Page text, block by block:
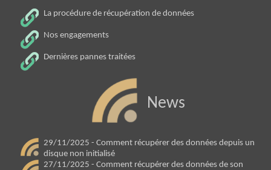
La procédure de récupération de données
Nos engagements
Dernières pannes traitées
News
29/11/2025 - Comment récupérer des données depuis un
disque non initialisé
27/11/2025 - Comment récupérer des données de son